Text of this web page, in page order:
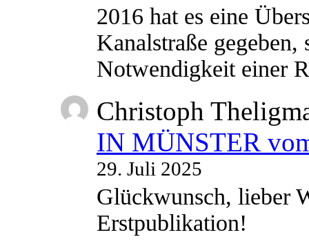
2016 hat es eine
Kanalstraße
Notwendigkeit einer
Christoph
IN MÜNSTER
29. Juli 2025
Glückwunsch, lieber
Erstpublikation!